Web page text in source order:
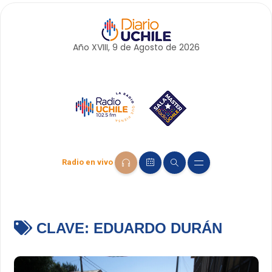
Año XVIII, 9 de Agosto de 2026
Radio en vivo
CLAVE: EDUARDO DURÁN